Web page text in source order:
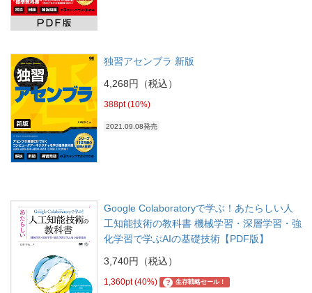
独習アセンブラ 新版
4,268円（税込）
388pt (10%)
2021.09.08発売
Google Colaboratoryで学ぶ！あたらしい人
工知能技術の教科書 機械学習・深層学習・強
化学習で学ぶAIの基礎技術【PDF版】
3,740円（税込）
1,360pt (40%) ? 生存戦略セール！